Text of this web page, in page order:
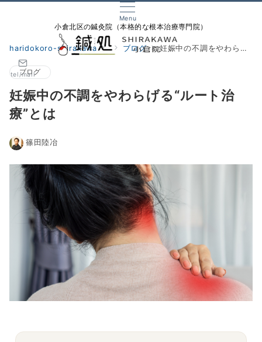
Menu
小倉北区の鍼灸院（本格的な根本治療専門院）
tel/mail
haridokoro-shirakawa ブログ 妊娠中の不調をやわらげる“ルート治療”とは
ブログ
妊娠中の不調をやわらげる“ルート治
療”とは
篠田陸冶